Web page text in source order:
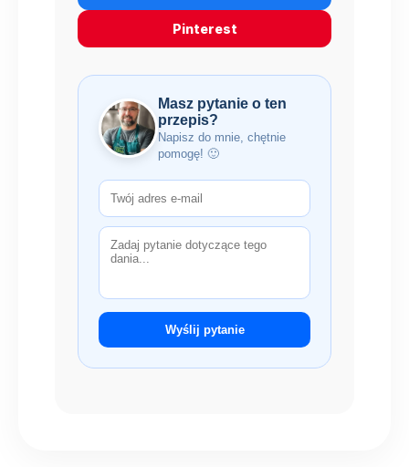
Pinterest
Masz pytanie o ten
przepis?
Napisz do mnie, chętnie
pomogę! 🙂
Wyślij pytanie